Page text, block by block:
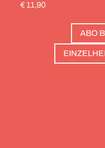
Helfrich ist über viele
Salzburg bis nach
zwölf Hotels
haben: Sie sind die
stürmen. Und sie
€ 11,90
ABO